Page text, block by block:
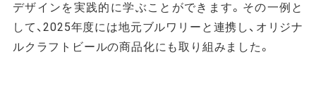
デザインを実践的に学ぶことができます。その一例と
して、2025年度には地元ブルワリーと連携し、オリジナ
ルクラフトビールの商品化にも取り組みました。